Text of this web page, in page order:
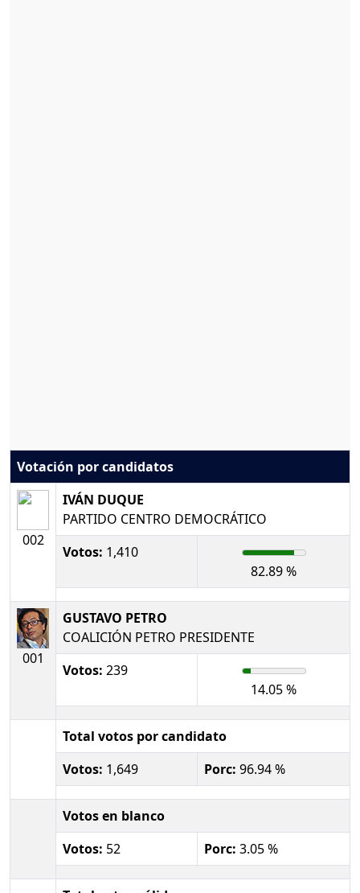
Votación por candidatos
002
IVÁN DUQUE
PARTIDO CENTRO DEMOCRÁTICO
Votos: 1,410
82.89 %
001
GUSTAVO PETRO
COALICIÓN PETRO PRESIDENTE
Votos: 239
14.05 %
Total votos por candidato
Votos: 1,649 Porc: 96.94 %
Votos en blanco
Votos: 52 Porc: 3.05 %